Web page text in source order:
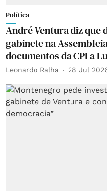
Política
André Ventura diz que
gabinete na
documentos da CPI a
Leonardo Ralha 28 Jul